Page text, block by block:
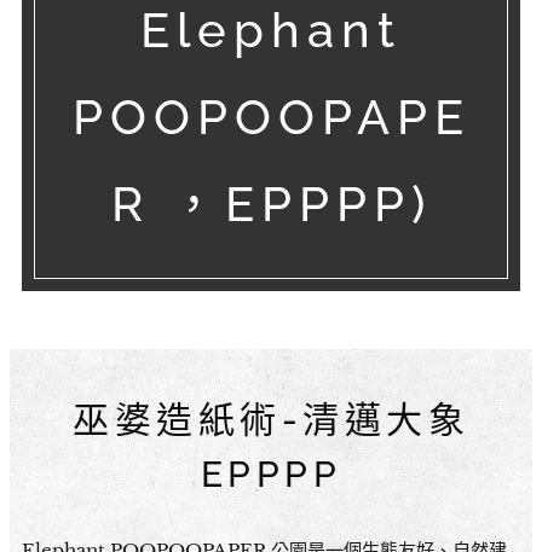
Elephant
POOPOOPAPE
R ，EPPPP)
巫婆造紙術-清邁大象
EPPPP